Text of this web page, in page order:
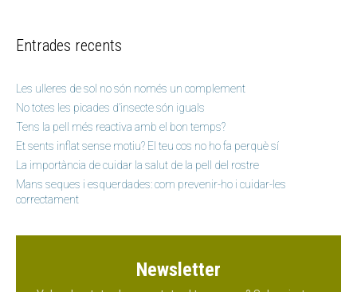
Entrades recents
Les ulleres de sol no són només un complement
No totes les picades d’insecte són iguals
Tens la pell més reactiva amb el bon temps?
Et sents inflat sense motiu? El teu cos no ho fa perquè sí
La importància de cuidar la salut de la pell del rostre
Mans seques i esquerdades: com prevenir-ho i cuidar-les
correctament
Newsletter